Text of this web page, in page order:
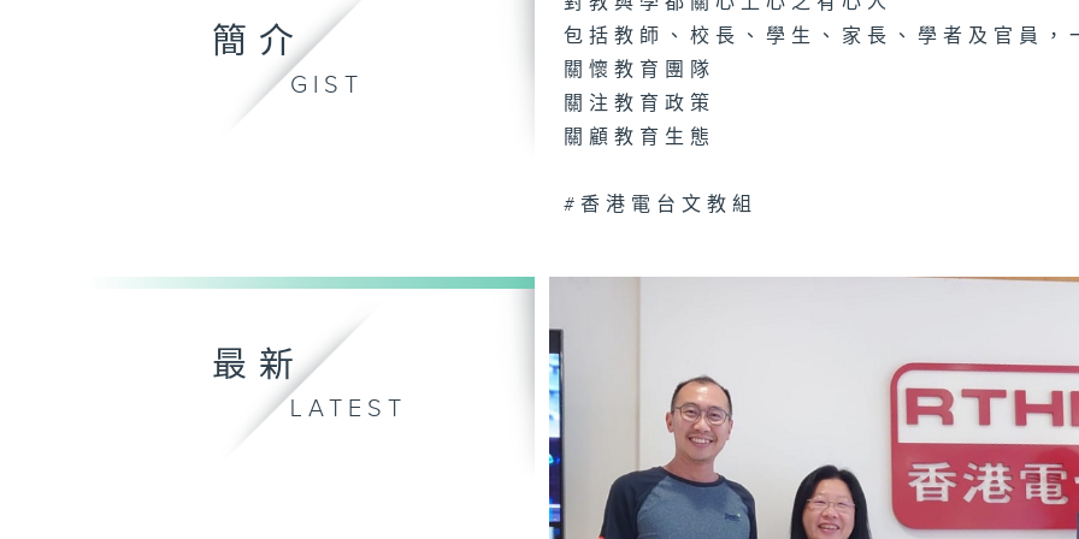
簡介
GIST
包括教師、校長、學生、家長、學者及官員，
關懷教育團隊
關注教育政策
關顧教育生態
#香港電台文教組
最新
LATEST